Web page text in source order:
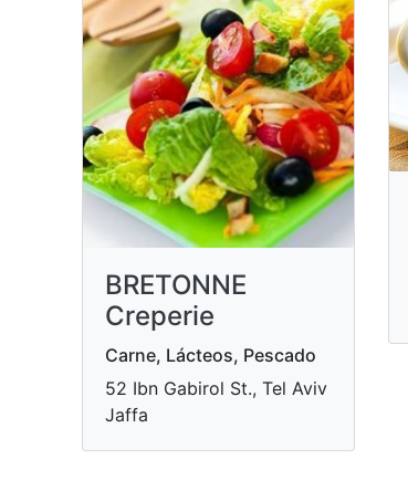
BRETONNE
Creperie
Carne, Lácteos, Pescado
52 Ibn Gabirol St., Tel Aviv
Jaffa